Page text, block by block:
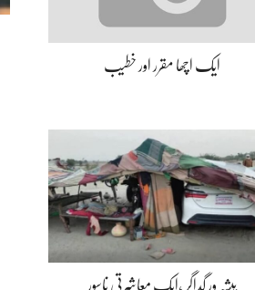
ایک اچھا مقرر اور خطیب
پیشہ ور گداگر ،ایک معاشرتی ناسور